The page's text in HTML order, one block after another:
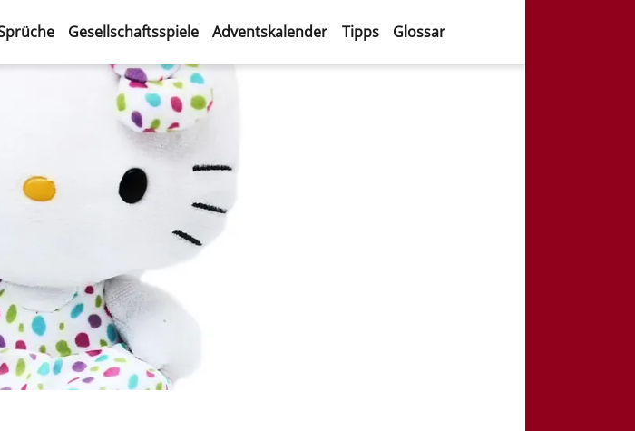
Gesellschaftsspiele Adventskalender Tipps Glossar